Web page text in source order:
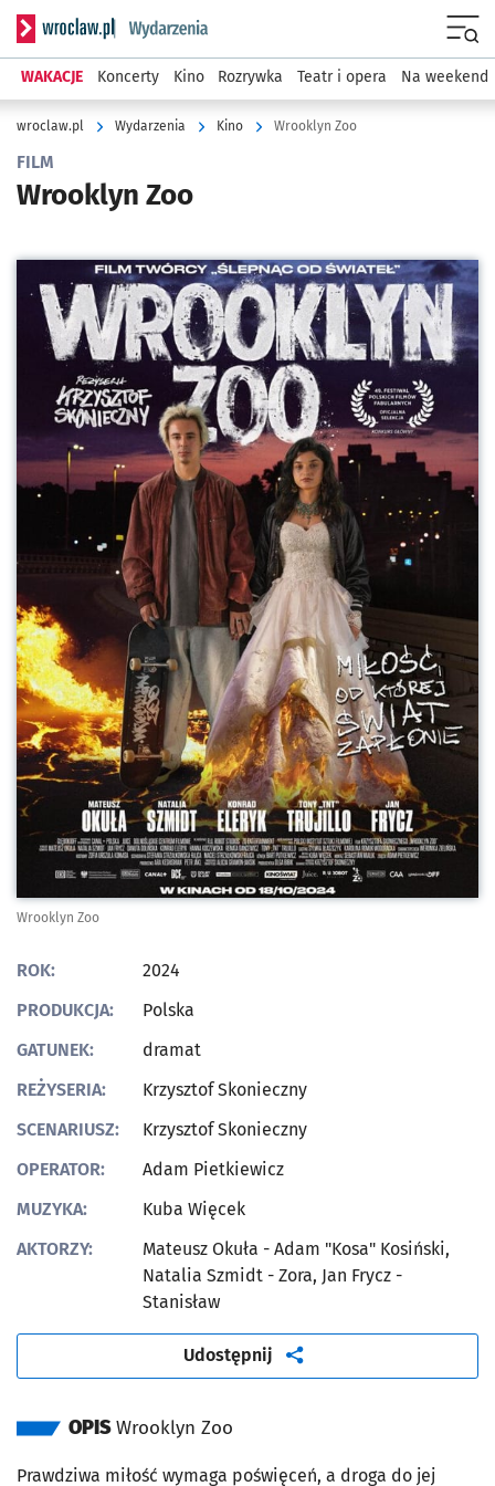
Serwis informacyjny wroclaw.pl podserwis: Wydarzenia
WAKACJE Koncerty Kino Rozrywka Teatr i opera Na weekend
wroclaw.pl Wydarzenia Kino Wrooklyn Zoo
FILM
Wrooklyn Zoo
Kliknij, aby powiększyć
Wrooklyn Zoo
ROK:
2024
PRODUKCJA:
Polska
GATUNEK:
dramat
REŻYSERIA:
Krzysztof Skonieczny
SCENARIUSZ:
Krzysztof Skonieczny
OPERATOR:
Adam Pietkiewicz
MUZYKA:
Kuba Więcek
AKTORZY:
Mateusz Okuła - Adam "Kosa" Kosiński,
Natalia Szmidt - Zora, Jan Frycz -
Stanisław
Udostępnij artykuł
OPISWrooklyn Zoo
Prawdziwa miłość wymaga poświęceń, a droga do jej